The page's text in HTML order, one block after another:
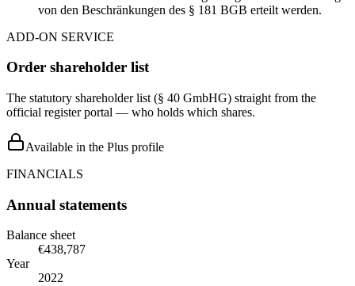
von den Beschränkungen des § 181 BGB erteilt werden.
ADD-ON SERVICE
Order shareholder list
The statutory shareholder list (§ 40 GmbHG) straight from the
official register portal — who holds which shares.
Available in the Plus profile
FINANCIALS
Annual statements
Balance sheet
€438,787
Year
2022